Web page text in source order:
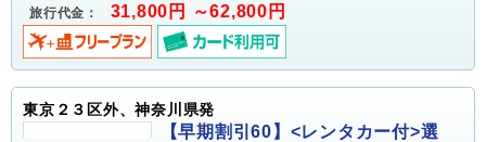
旅行代金： 31,800円 ～62,800円
東京２３区外、神奈川県発
【早期割引60】<レンタカー付>選